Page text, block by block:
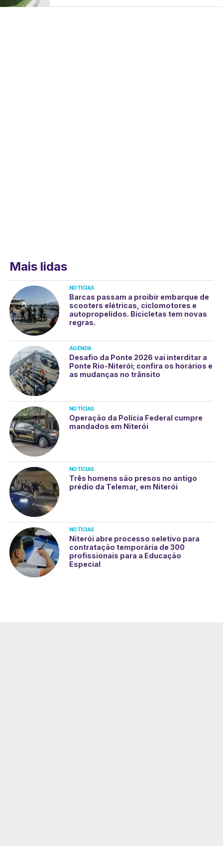
Mais lidas
NOTÍCIAS
Barcas passam a proibir embarque de
scooters elétricas, ciclomotores e
autopropelidos. Bicicletas tem novas
regras.
AGENDA
Desafio da Ponte 2026 vai interditar a
Ponte Rio-Niterói; confira os horários e
as mudanças no trânsito
NOTÍCIAS
Operação da Polícia Federal cumpre
mandados em Niterói
NOTÍCIAS
Três homens são presos no antigo
prédio da Telemar, em Niterói
NOTÍCIAS
Niterói abre processo seletivo para
contratação temporária de 300
profissionais para a Educação
Especial